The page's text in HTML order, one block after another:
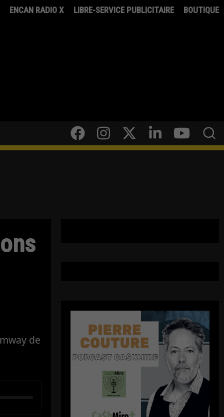
ENCAN RADIO X LIBRE-SERVICE PUBLICITAIRE BOUTIQUE
de